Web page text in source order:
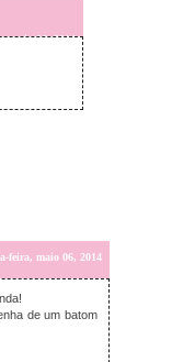
maio 06, 2014
feira, maio 06, 2014
de um batom